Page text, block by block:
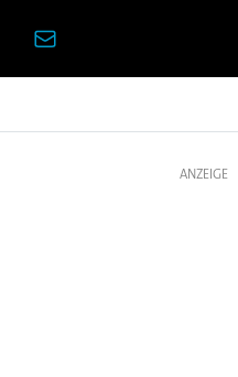
ANZEIGE